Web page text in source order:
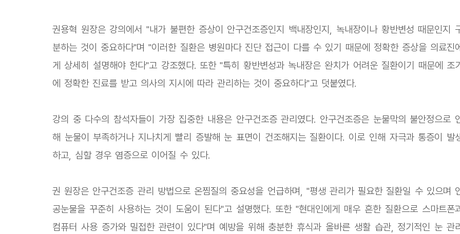
권용혁 원장은 강의에서 "내가 불편한 증상이 안구건조증인지 백내장인지, 녹내장이나 황반변성 때문인지
분하는 것이 중요하다"며 "이러한 질환은 병원마다 진단 접근이 다를 수 있기 때문에 정확한 증상을 의료진에
게 상세히 설명해야 한다"고 강조했다. 또한 "특히 황반변성과 녹내장은 완치가 어려운 질환이기 때문에 조기
에 정확한 진료를 받고 의사의 지시에 따라 관리하는 것이 중요하다"고 덧붙였다.
강의 중 다수의 참석자들이 가장 집중한 내용은 안구건조증 관리였다. 안구건조증은 눈물막의 불안정으로
해 눈물이 부족하거나 지나치게 빨리 증발해 눈 표면이 건조해지는 질환이다. 이로 인해 자극과 통증이 발
하고, 심할 경우 염증으로 이어질 수 있다.
권 원장은 안구건조증 관리 방법으로 온찜질의 중요성을 언급하며, "평생 관리가 필요한 질환일 수 있으며
공눈물을 꾸준히 사용하는 것이 도움이 된다"고 설명했다. 또한 "현대인에게 매우 흔한 질환으로 스마트폰
컴퓨터 사용 증가와 밀접한 관련이 있다"며 예방을 위해 충분한 휴식과 올바른 생활 습관, 정기적인 눈 관